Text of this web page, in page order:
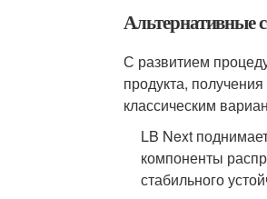
Альтернативные
С развитием
продукта,
классическим
LB Next
компоненты
стабильного